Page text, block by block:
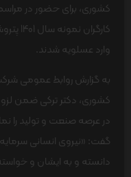
کشوری، برای حضور در مراسم
وارد عسلویه شدند.
به گزارش روابط عمومی
کشوری، دکتر ترکی ضمن
در عرصه صنعت و تولید
گفت: «نیروی انسانی
دانسته و به ایشان و